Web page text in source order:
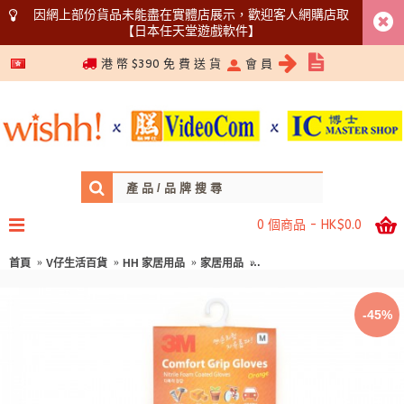
因網上部份貨品未能盡在實體店展示，歡迎客人網購店取
【日本任天堂遊戲軟件】
5366 1340
港 幣 $390 免 費 送 貨 會 員
0 個商品 - HK$0.0
首頁 V仔生活百貨 HH 家居用品 家居用品 3M 舒適防滑耐磨手套 - 中碼
-45%